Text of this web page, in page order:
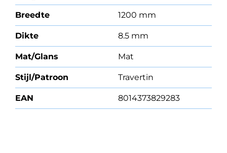
Breedte 1200 mm
Dikte 8.5 mm
Mat/Glans Mat
Stijl/Patroon Travertin
EAN 8014373829283